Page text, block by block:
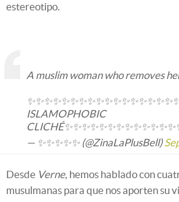
estereotipo.
A muslim woman who removes
ISLAMOPHOBIC
— ✨✨✨✨✨ (@ZinaLaPlusBell)
Desde Verne, hemos hablado con
musulmanas para que nos aporten su